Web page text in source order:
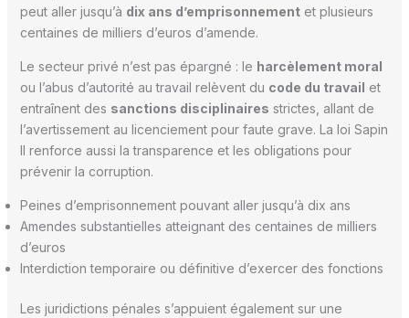
peut aller jusqu’à dix ans d’emprisonnementet plusieurs
centaines de milliers d’euros d’amende.
Le secteur privé n’est pas épargné : le harcèlement moral
ou l’abus d’autorité au travail relèvent du code du travail et
entraînent des sanctions disciplinaires strictes, allant de
l’avertissement au licenciement pour faute grave. La loi Sapin
II renforce aussi la transparence et les obligations pour
prévenir la corruption.
Peines d’emprisonnement pouvant aller jusqu’à dix ans
Amendes substantielles atteignant des centaines de milliers
d’euros
Interdiction temporaire ou définitive d’exercer des fonctions
Les juridictions pénales s’appuient également sur une